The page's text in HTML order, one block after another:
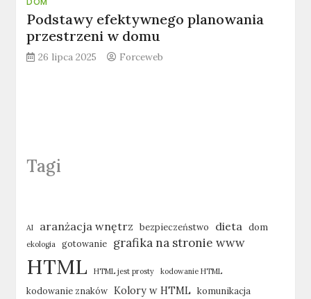
Podstawy efektywnego planowania
przestrzeni w domu
26 lipca 2025 Forceweb
Tagi
AI aranżacja wnętrz bezpieczeństwo dieta dom
ekologia gotowanie grafika na stronie www
HTML HTML jest prosty kodowanie HTML
kodowanie znaków Kolory w HTML komunikacja